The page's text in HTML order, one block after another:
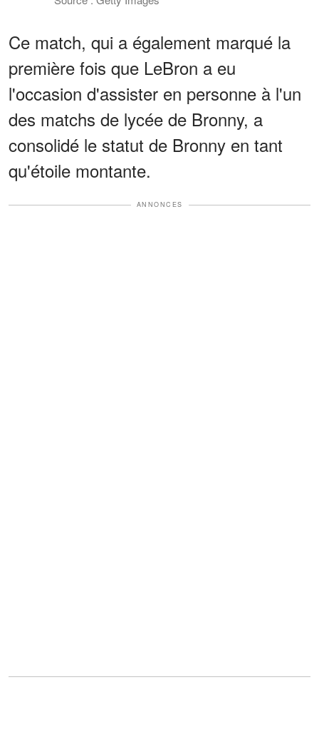
Ce match, qui a également marqué la
première fois que LeBron a eu
l'occasion d'assister en personne à l'un
des matchs de lycée de Bronny, a
consolidé le statut de Bronny en tant
qu'étoile montante.
ANNONCES